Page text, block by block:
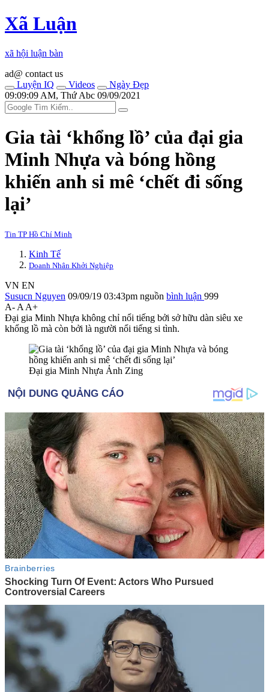
Xã Luận
xã hội luận bàn
ad@ contact us
Luyện IQ
Videos
Ngày Đẹp
09:09:09 AM, Thứ Abc 09/09/2021
Gia tài ‘khổng lồ’ của đại gia
Minh Nhựa và bóng hồng
khiến anh si mê ‘chết đi sống
lại’
Tin TP Hồ Chí Minh
Kinh Tế
Doanh Nhân Khởi Nghiệp
VN EN
Susucn Nguyen 09/09/19 03:43pm nguồn bình luận 999
A- A A+
Đại gia Minh Nhựa không chỉ nổi tiếng bởi sở hữu dàn siêu xe
khổng lồ mà còn bởi là người nổi tiếng si tình.
Đại gia Minh Nhựa Ảnh Zing